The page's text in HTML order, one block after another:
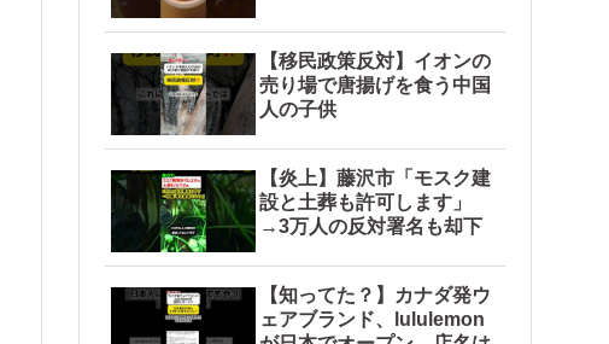
【移民政策反対】イオンの
売り場で唐揚げを食う中国
人の子供
【炎上】藤沢市「モスク建
設と土葬も許可します」
→3万人の反対署名も却下
【知ってた？】カナダ発ウ
ェアブランド、lululemon